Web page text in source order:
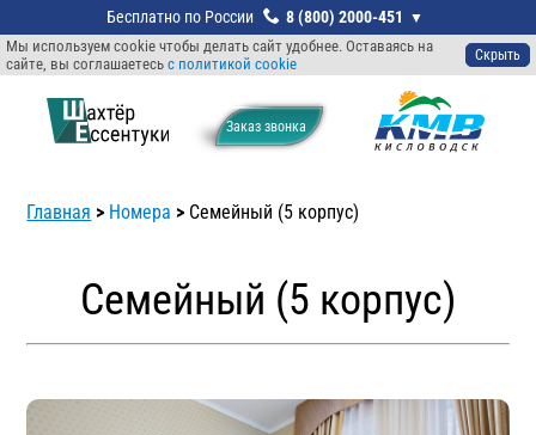
Мы используем cookie чтобы делать сайт удобнее. Оставаясь на
сайте, вы соглашаетесь с политикой cookie Скрыть
Заказ звонкa
8 (800) 2000-451
Главная > Номера > Семейный (5 корпус)
Семейный (5 корпус)